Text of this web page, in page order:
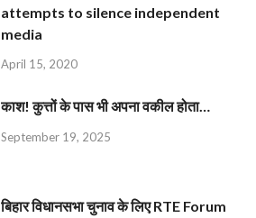
attempts to silence independent
media
April 15, 2020
काश! कुत्तों के पास भी अपना वकील होता…
September 19, 2025
बिहार विधानसभा चुनाव के लिए RTE Forum